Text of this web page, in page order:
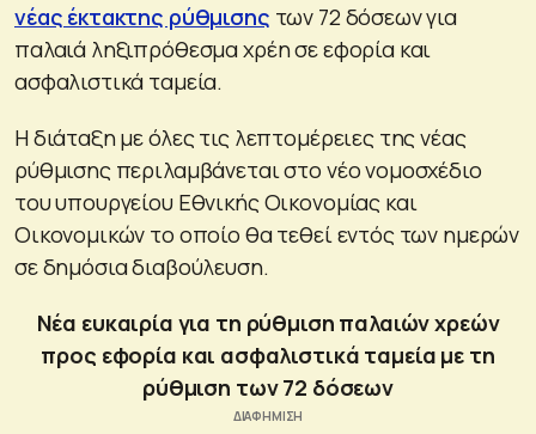
νέας έκτακτης ρύθμισης των 72 δόσεων για
παλαιά ληξιπρόθεσμα χρέη σε εφορία και
ασφαλιστικά ταμεία.
Η διάταξη με όλες τις λεπτομέρειες της νέας
ρύθμισης περιλαμβάνεται στο νέο νομοσχέδιο
του υπουργείου Εθνικής Οικονομίας και
Οικονομικών το οποίο θα τεθεί εντός των ημερών
σε δημόσια διαβούλευση.
Νέα ευκαιρία για τη ρύθμιση παλαιών χρεών
προς εφορία και ασφαλιστικά ταμεία με τη
ρύθμιση των 72 δόσεων